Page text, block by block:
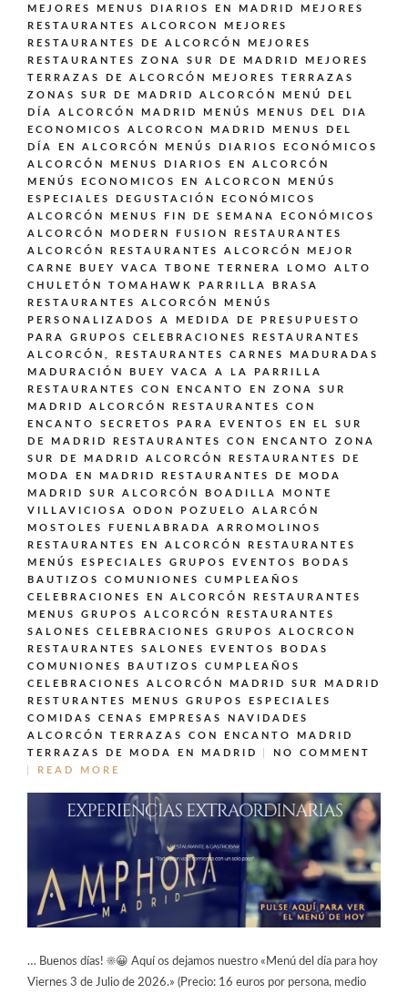
MEJORES MENUS DIARIOS EN MADRID
MEJORES
RESTAURANTES ALCORCON
MEJORES
RESTAURANTES DE ALCORCÓN
MEJORES
RESTAURANTES ZONA SUR DE MADRID
MEJORES
TERRAZAS DE ALCORCÓN
MEJORES TERRAZAS
ZONAS SUR DE MADRID ALCORCÓN
MENÚ DEL
DÍA ALCORCÓN MADRID
MENÚS
MENUS DEL DIA
ECONOMICOS ALCORCON MADRID
MENUS DEL
DÍA EN ALCORCÓN
MENÚS DIARIOS ECONÓMICOS
ALCORCÓN
MENUS DIARIOS EN ALCORCÓN
MENÚS ECONOMICOS EN ALCORCON
MENÚS
ESPECIALES DEGUSTACIÓN ECONÓMICOS
ALCORCÓN
MENUS FIN DE SEMANA ECONÓMICOS
ALCORCÓN
MODERN FUSION
RESTAURANTES
ALCORCÓN
RESTAURANTES ALCORCÓN MEJOR
CARNE BUEY VACA TBONE TERNERA LOMO ALTO
CHULETÓN TOMAHAWK PARRILLA BRASA
RESTAURANTES ALCORCÓN MENÚS
PERSONALIZADOS A MEDIDA DE PRESUPUESTO
PARA GRUPOS CELEBRACIONES
RESTAURANTES
ALCORCÓN,
RESTAURANTES CARNES MADURADAS
MADURACIÓN BUEY VACA A LA PARRILLA
RESTAURANTES CON ENCANTO EN ZONA SUR
MADRID ALCORCÓN
RESTAURANTES CON
ENCANTO SECRETOS PARA EVENTOS EN EL SUR
DE MADRID
RESTAURANTES CON ENCANTO ZONA
SUR DE MADRID ALCORCÓN
RESTAURANTES DE
MODA EN MADRID
RESTAURANTES DE MODA
MADRID SUR ALCORCÓN BOADILLA MONTE
VILLAVICIOSA ODON POZUELO ALARCÓN
MOSTOLES FUENLABRADA ARROMOLINOS
RESTAURANTES EN ALCORCÓN
RESTAURANTES
MENÚS ESPECIALES GRUPOS EVENTOS BODAS
BAUTIZOS COMUNIONES CUMPLEAÑOS
CELEBRACIONES EN ALCORCÓN
RESTAURANTES
MENUS GRUPOS ALCORCÓN
RESTAURANTES
SALONES CELEBRACIONES GRUPOS ALOCRCON
RESTAURANTES SALONES EVENTOS BODAS
COMUNIONES BAUTIZOS CUMPLEAÑOS
CELEBRACIONES ALCORCÓN MADRID SUR MADRID
RESTURANTES MENUS GRUPOS ESPECIALES
COMIDAS CENAS EMPRESAS NAVIDADES
ALCORCÓN
TERRAZAS CON ENCANTO MADRID
TERRAZAS DE MODA EN MADRID
NO COMMENT
READ MORE
… Buenos días! ☀️😀 Aquí os dejamos nuestro «Menú del día para hoy
Viernes 3 de Julio de 2026.» (Precio: 16 euros por persona, medio